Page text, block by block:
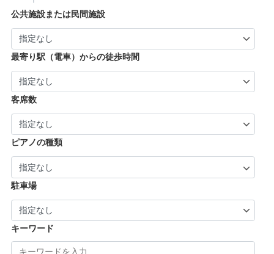
河内長野市 (3)
| … 加古川市・川西市 (4)
市・京丹後市 (6)
| … 福知山市・城陽市・京田辺市・木津川市 (9)
| … 長岡京市・亀岡市・舞鶴市 (4)
| … 奈良市・橿原市・生駒市・生駒郡 (21)
| … 葛城市・平群町・王寺町・大和高田市 (6)
| … 御所市・五條市・宇陀市 (3)
公共施設または民間施設
最寄り駅（電車）からの徒歩時間
客席数
ピアノの種類
駐車場
キーワード